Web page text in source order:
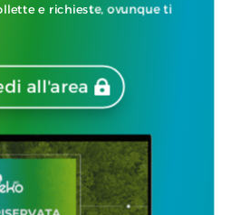
e richieste, ovunque ti
all'area